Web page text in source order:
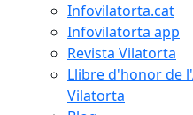
Infovilatorta.cat
Infovilatorta app
Revista Vilatorta
Llibre d'honor de
Vilatorta